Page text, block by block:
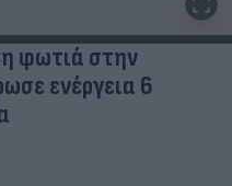
φωτιά στην
ενέργεια 6